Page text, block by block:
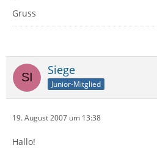
Gruss
Siege
Junior-Mitglied
19. August 2007 um 13:38
Hallo!